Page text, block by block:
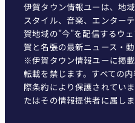
伊賀タウン情報ユーは、地
スタイル、音楽、エンター
賀地域の"今"を配信するウ
賀と名張の最新ニュース・
※伊賀タウン情報ユーに掲
転載を禁じます。すべての
際条約により保護されてい
たはその情報提供者に属しま